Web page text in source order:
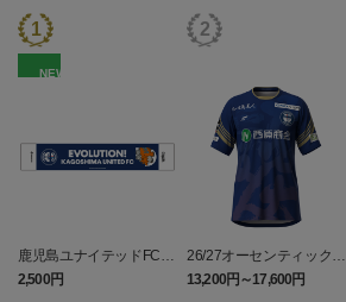
NEW
鹿児島ユナイテッドFC
バクーダ タオルマフラ
ー
2,500円
26/27オーセンティックユ
ニフォーム（FP1st）
13,200円～17,600円